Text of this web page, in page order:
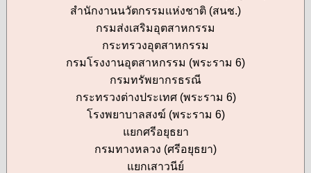
สำนักงานนวัตกรรมแห่งชาติ (สนช.)
กรมส่งเสริมอุตสาหกรรม
กระทรวงอุตสาหกรรม
กรมโรงงานอุตสาหกรรม (พระราม 6)
กรมทรัพยากรธรณี
กระทรวงต่างประเทศ (พระราม 6)
โรงพยาบาลสงฆ์ (พระราม 6)
แยกศรีอยุธยา
กรมทางหลวง (ศรีอยุธยา)
แยกเสาวนีย์